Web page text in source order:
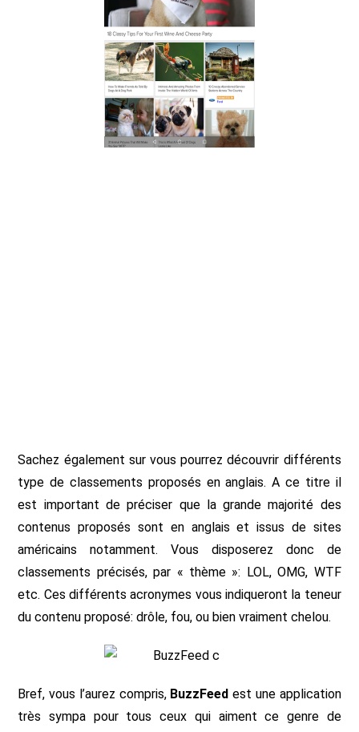
Sachez également sur vous pourrez découvrir différents
type de classements proposés en anglais. A ce titre il
est important de préciser que la grande majorité des
contenus proposés sont en anglais et issus de sites
américains notamment. Vous disposerez donc de
classements précisés, par « thème »: LOL, OMG, WTF
etc. Ces différents acronymes vous indiqueront la teneur
du contenu proposé: drôle, fou, ou bien vraiment chelou.
Bref, vous l’aurez compris, BuzzFeed est une application
très sympa pour tous ceux qui aiment ce genre de